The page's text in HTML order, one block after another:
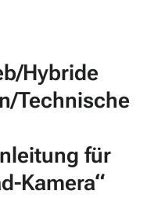
Hybride
Technische
für
Kamera“